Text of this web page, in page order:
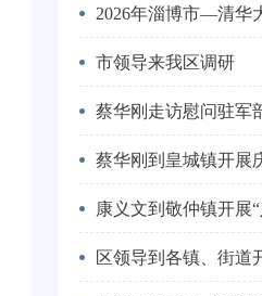
2026年淄博市—清华
市领导来我区调研
蔡华刚走访慰问驻军
蔡华刚到皇城镇开展
康义文到敬仲镇开展
区领导到各镇、街道